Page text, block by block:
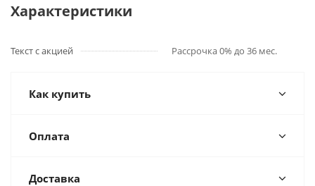
Характеристики
Текст с акцией Рассрочка 0% до 36 мес.
Как купить
Оплата
Доставка